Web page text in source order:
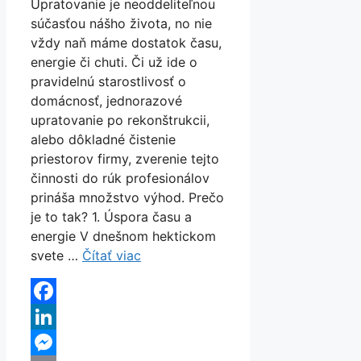
Upratovanie je neoddeliteľnou
súčasťou nášho života, no nie
vždy naň máme dostatok času,
energie či chuti. Či už ide o
pravidelnú starostlivosť o
domácnosť, jednorazové
upratovanie po rekonštrukcii,
alebo dôkladné čistenie
priestorov firmy, zverenie tejto
činnosti do rúk profesionálov
prináša množstvo výhod. Prečo
je to tak? 1. Úspora času a
energie V dnešnom hektickom
svete … Čítať viac
Facebook
LinkedIn